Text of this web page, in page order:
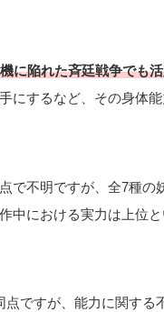
に陥れた斉廷戦争でも
にするなど、その身体
で不明ですが、全7種の
中における実力は上位と
点ですが、能力に関する